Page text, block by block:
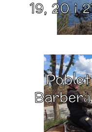
19, 20 i